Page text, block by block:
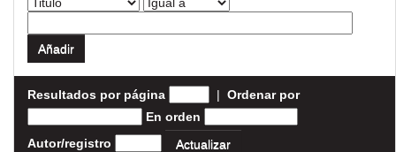
Resultados por página | Ordenar por
En orden
Autor/registro